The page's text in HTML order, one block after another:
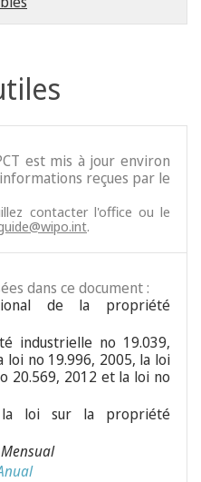
est mis à jour environ
reçues par le
contacter l'office ou le
.
dans ce document :
de la propriété
industrielle no 19.039,
no 19.996, 2005, la loi
20.569, 2012 et la loi no
la loi sur la propriété